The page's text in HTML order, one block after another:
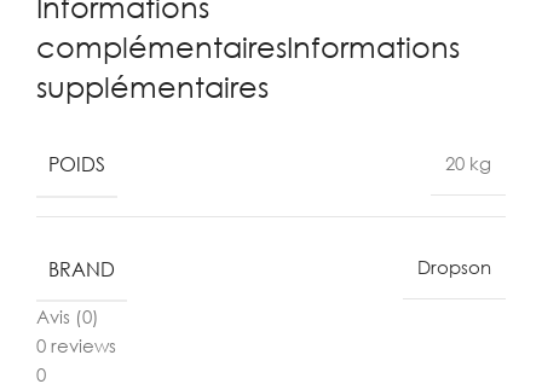
complémentairesInformations
supplémentaires
POIDS 20 kg
BRAND Dropson
Avis (0)
0 reviews
0